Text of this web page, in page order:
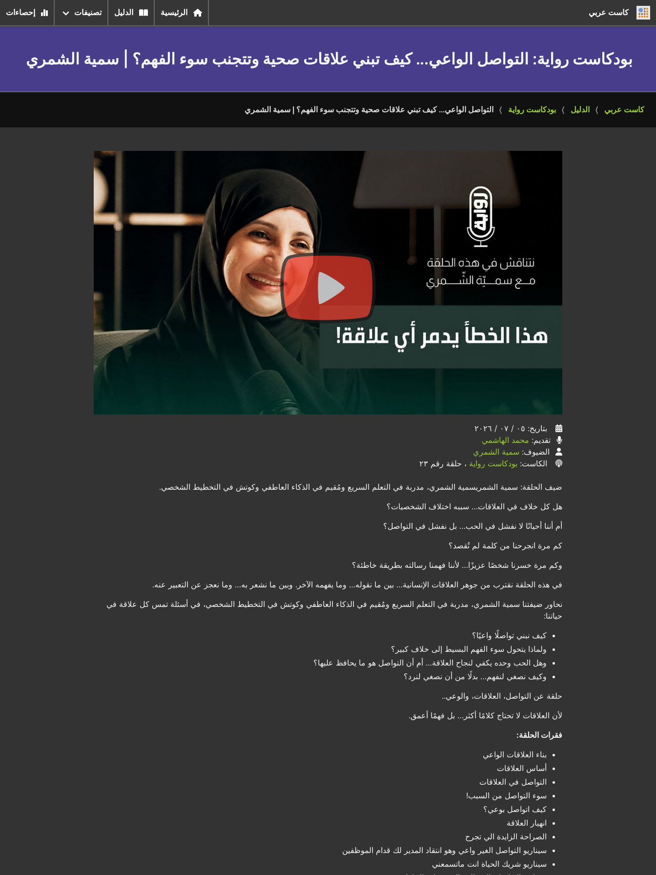
كاست عربي الرئيسية الدليل تصنيفات إحصاءات
بودكاست رواية: التواصل الواعي... كيف تبني علاقات صحية وتتجنب سوء الفهم؟ | سمية الشمري
كاست عربي الدليل بودكاست رواية التواصل الواعي... كيف تبني علاقات صحية وتتجنب سوء الفهم؟ | سمية الشمري
بتاريخ: ٠٥ / ٠٧ / ٢٠٢٦
تقديم: محمد الهاشمي
الضيوف: سمية الشمري
الكاست: بودكاست رواية ، حلقة رقم ٢٣
ضيف الحلقة: سمية الشمريسمية الشمري، مدربة في التعلم السريع ومُقيم في الذكاء العاطفي وكوتش في التخطيط الشخصي.
هل كل خلاف في العلاقات… سببه اختلاف الشخصيات؟
أم أننا أحيانًا لا نفشل في الحب… بل نفشل في التواصل؟
كم مرة انجرحنا من كلمة لم تُقصد؟
وكم مرة خسرنا شخصًا عزيزًا… لأننا فهمنا رسالته بطريقة خاطئة؟
في هذه الحلقة نقترب من جوهر العلاقات الإنسانية… بين ما نقوله… وما يفهمه الآخر. وبين ما نشعر به… وما نعجز عن التعبير عنه.
نحاور ضيفتنا سمية الشمري، مدربة في التعلم السريع ومُقيم في الذكاء العاطفي وكوتش في التخطيط الشخصي، في أسئلة تمس كل علاقة في
حياتنا:
كيف نبني تواصلًا واعيًا؟
ولماذا يتحول سوء الفهم البسيط إلى خلاف كبير؟
وهل الحب وحده يكفي لنجاح العلاقة… أم أن التواصل هو ما يحافظ عليها؟
وكيف نصغي لنفهم… بدلًا من أن نصغي لنرد؟
حلقة عن التواصل، العلاقات، والوعي..
لأن العلاقات لا تحتاج كلامًا أكثر… بل فهمًا أعمق.
فقرات الحلقة:
بناء العلاقات الواعي
أساس العلاقات
التواصل في العلاقات
سوء التواصل من السبب!
كيف اتواصل بوعي؟
انهيار العلاقة
الصراحة الزايدة الي تجرح
سيناريو التواصل الغير واعي وهو انتقاد المدير لك قدام الموظفين
سيناريو شريك الحياة انت ماتسمعني